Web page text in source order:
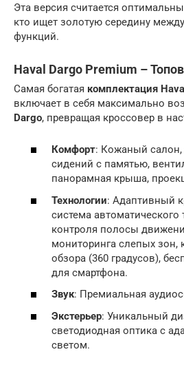
Эта версия считается
кто ищет золотую середину
функций.
Haval Dargo Premium –
Самая богатая комплектация
включает в себя максимально
Dargo, превращая кроссовер в
Комфорт: Кожаный салон,
сидений с памятью,
панорамная крыша,
Технологии: Адаптивный
система
контроля полосы
мониторинга слепых зон,
обзора (360 градусов),
для смартфона.
Звук: Премиальная
Экстерьер: Уникальный
светодиодная оптика с
светом.